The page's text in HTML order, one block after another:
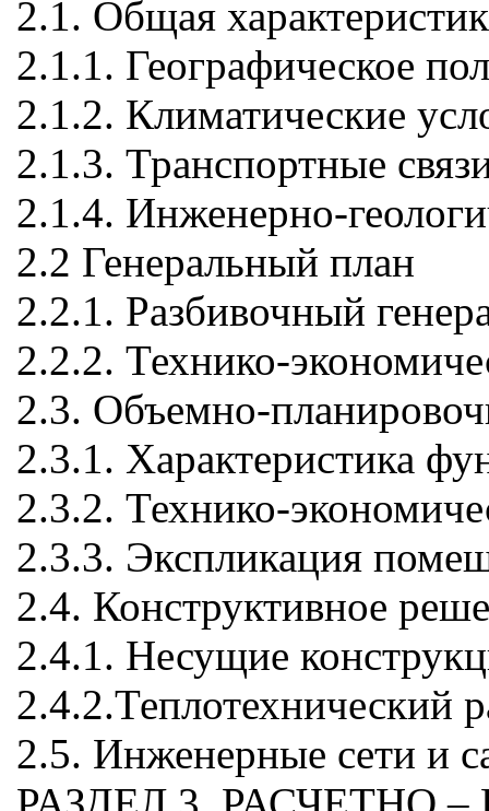
2.1. Общая
2.1.1. Географическое
2.1.2. Климатические
2.1.3. Транспортные
2.1.4. Инженерно-
2.2 Генеральный план
2.2.1. Разбивочный
2.2.2. Технико-
2.3. Объемно-
2.3.1. Характеристика
2.3.2. Технико-
2.3.3. Экспликация
2.4. Конструктивное
2.4.1. Несущие
2.4.2.Теплотехнический
2.5. Инженерные сети и